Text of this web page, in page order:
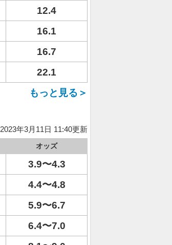
12.4
16.1
16.7
22.1
もっと見る＞
2023年3月11日 11:40更新
オッズ
3.9〜4.3
4.4〜4.8
5.9〜6.7
6.4〜7.0